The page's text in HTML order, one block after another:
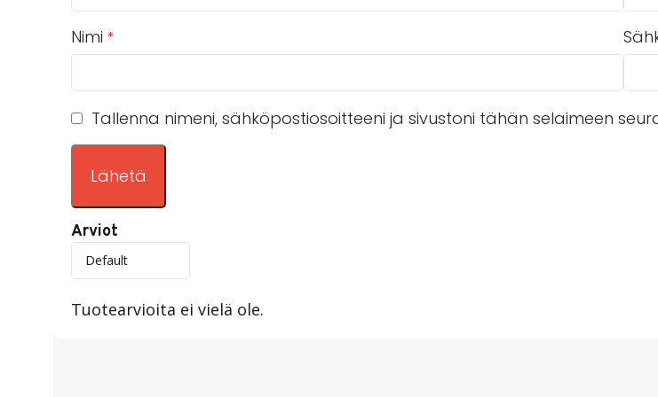
Arviot
Tuotearvioita ei vielä ole.
Nimi *
Tallenna nimeni, sähköpostiosoitteeni ja sivustoni tähän selaimeen